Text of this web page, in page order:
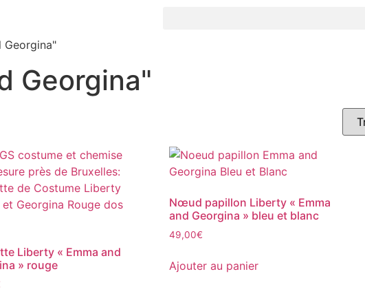
Georgina"
Liberty « Emma and
» rouge
Nœud papillon Liberty « Emma
and Georgina » bleu et blanc
49,00€
Ajouter au panier